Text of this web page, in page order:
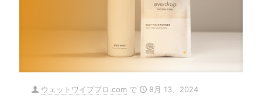
ウェットワイププロ.com で
8月 13、2024